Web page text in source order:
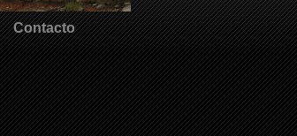
Contacto